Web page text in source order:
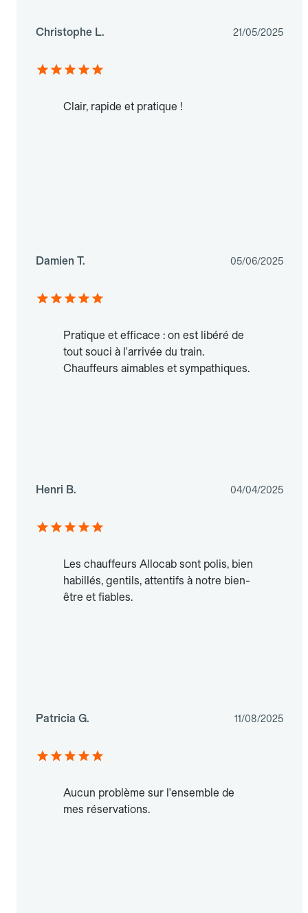
Christophe L. 21/05/2025
Clair, rapide et pratique !
Damien T. 05/06/2025
Pratique et efficace : on est libéré de
tout souci à l'arrivée du train.
Chauffeurs aimables et sympathiques.
Henri B. 04/04/2025
Les chauffeurs Allocab sont polis, bien
habillés, gentils, attentifs à notre bien-
être et fiables.
Patricia G. 11/08/2025
Aucun problème sur l'ensemble de
mes réservations.